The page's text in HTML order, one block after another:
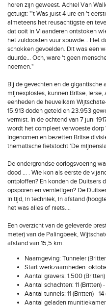
horen zijn geweest. Achiel Van
getuigt: "'t Was juist 4 ure en 't
almeteens het reusachtigste en
dat ooit in Vlaanderen ontstoken
het zuidoosten vuur spuwde... Het
schokken gevoelden. Dit was een
duurde... Och, ware 't geen
noemen."
Bij de gevechten en de gigantische
mijnexplosies, kunnen Britse,
eenheden de heuvelkam
15.913 doden geteld en 23.953
vermist. In de ochtend van 7 juni
wordt het compleet verwoeste
ingenomen en bezetten Britse
thematische fietstocht 'De
De ondergrondse oorlogsvoering
dood ... . Wie kon als eerste de
ontploffen? En konden de Duitsers
opsporen en vernietigen? De
in tijd, in techniek, in afstand
het was alles of niets....
Een overzicht van de geleverde
meter) van de Palingbeek,
afstand van 15,5 km.
Naamgeving: Tunneler
Start werkzaamheden:
Aantal gravers: 1.500
Aantal schachten: 11 (Britten)
Aantal tunnels: 11 (Britten) -
Aantal geladen